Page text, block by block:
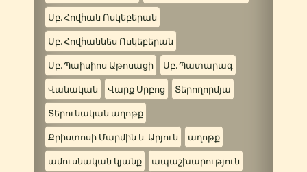
Սբ. Հովհան Ոսկեբերան
Սբ. Հովհաննես Ոսկեբերան
Սբ. Պաիսիոս Աթոսացի Սբ. Պատարագ
Վանական Վարք Սրբոց Տերողորմյա
Տերունական աղոթք
Քրիստոսի Մարմին և Արյուն աղոթք
ամուսնական կյանք ապաշխարություն